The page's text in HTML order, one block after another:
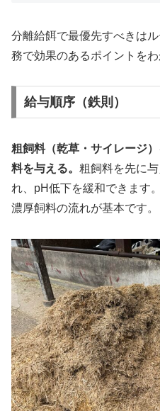
分離給餌で最優先すべきは
務で効果のあるポイントを
給与順序（鉄則）
粗飼料（乾草・サイレージ
料を与える。 粗飼料を先に
れ、pH低下を緩和できます
濃厚飼料の流れが基本です。